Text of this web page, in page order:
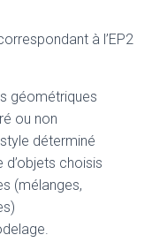
à l’EP2
géométriques
ou non
déterminé
d’objets choisis
(mélanges,